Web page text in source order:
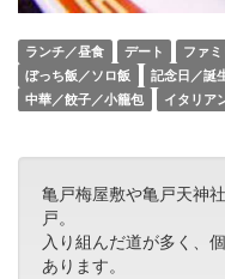
ランチ／昼食 デート ファ
ぼっち飯／ソロ飯
記念日／誕
中華／餃子／小籠包
イタリア
亀戸梅屋敷や亀戸天神
戸。
入り組んだ道が多く、
あります。